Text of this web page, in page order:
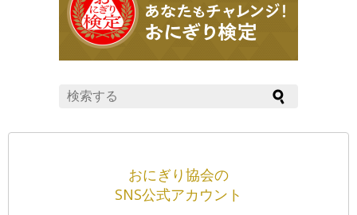
おにぎり協会の
SNS公式アカウント